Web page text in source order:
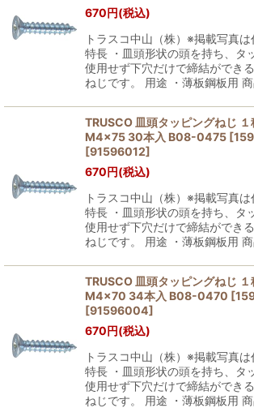
670円(税込)
トラスコ中山（株）※掲載写真は
特長 ・皿頭形状の頭を持ち、タ
使用せず下穴だけで締結ができ
ねじです。 用途 ・薄板鋼板用
TRUSCO 皿頭タッピングねじ １
M4×75 30本入 B08-0475
[91596012]
670円(税込)
トラスコ中山（株）※掲載写真は
特長 ・皿頭形状の頭を持ち、タ
使用せず下穴だけで締結ができ
ねじです。 用途 ・薄板鋼板用
TRUSCO 皿頭タッピングねじ １
M4×70 34本入 B08-0470
[91596004]
670円(税込)
トラスコ中山（株）※掲載写真は
特長 ・皿頭形状の頭を持ち、タ
使用せず下穴だけで締結ができ
ねじです。 用途 ・薄板鋼板用